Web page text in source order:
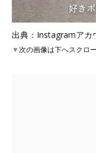
出典：Instagramアカ
▼次の画像は下へスクロ